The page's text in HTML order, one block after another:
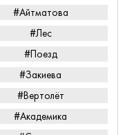
#Айтматова
#Лес
#Поезд
#Закиева
#Вертолёт
#Академика